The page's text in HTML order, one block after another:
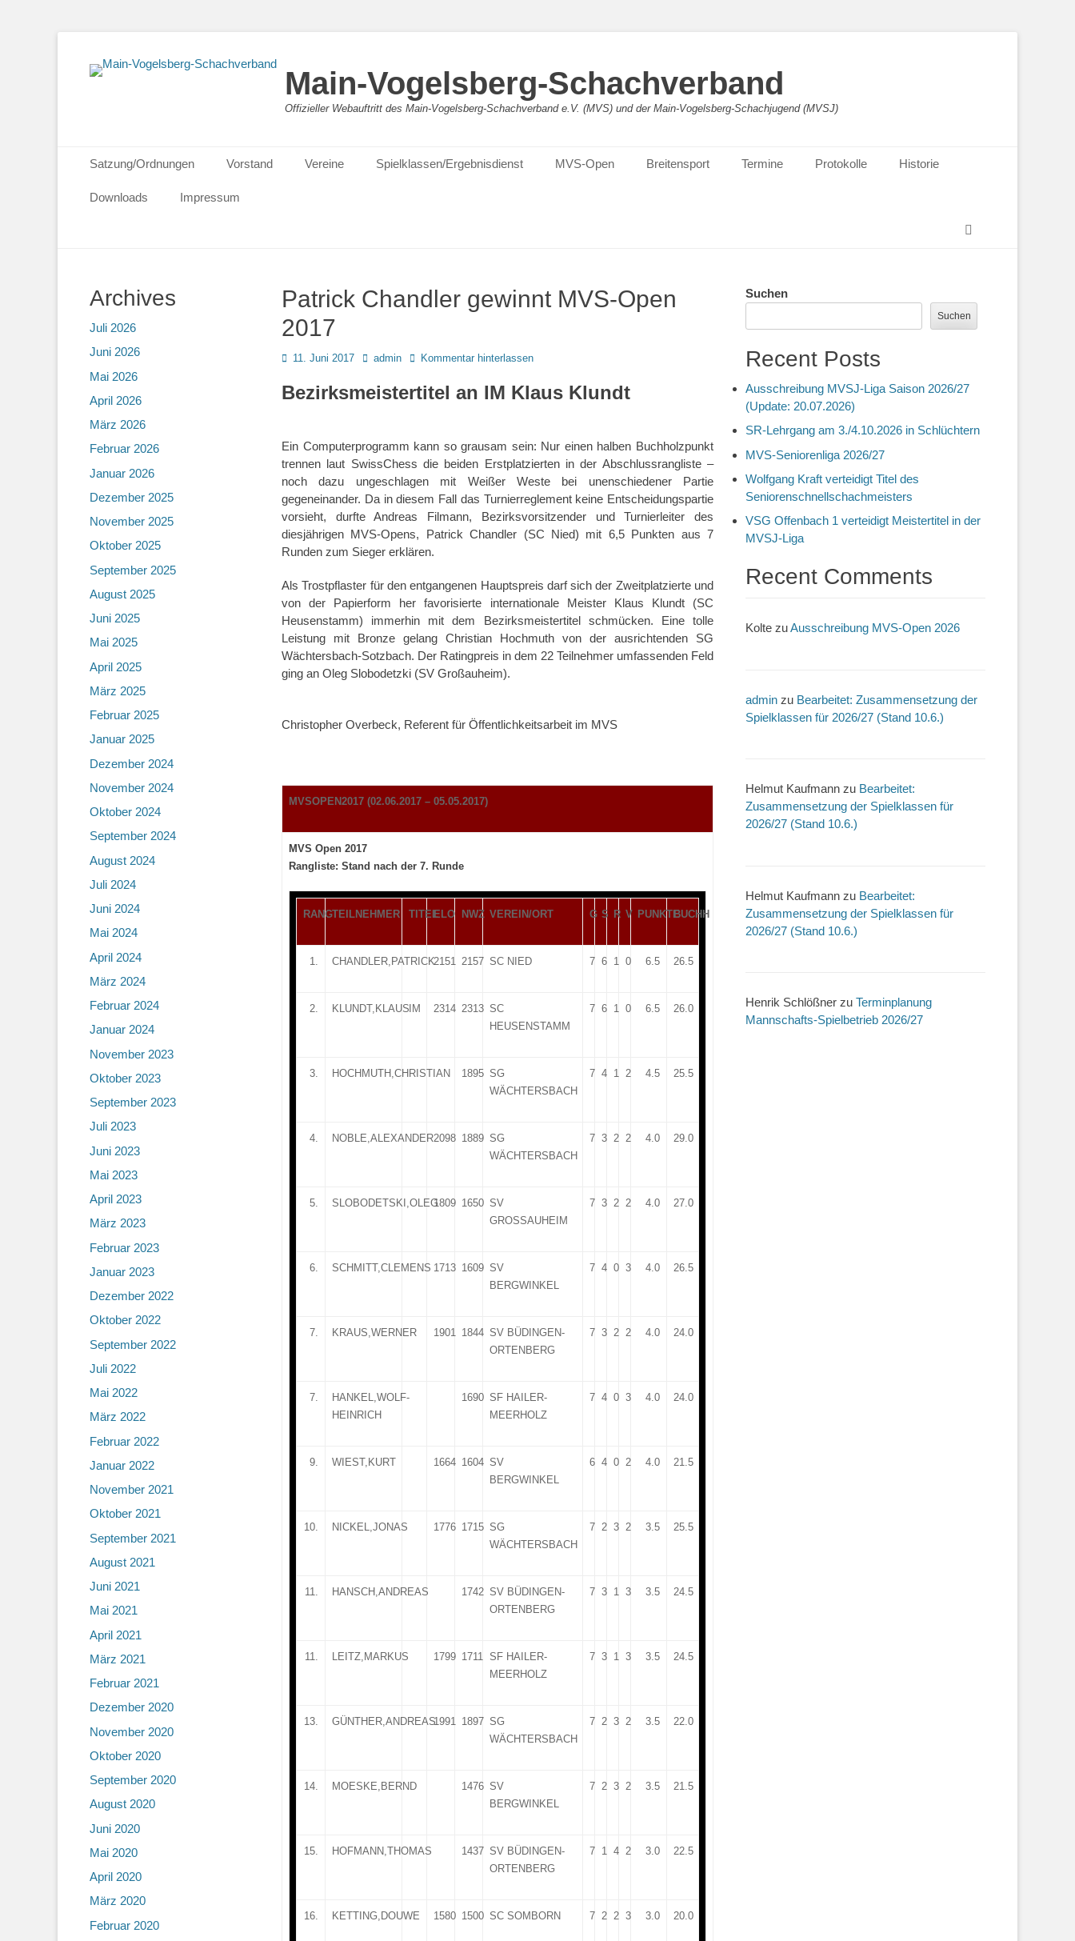
Main-Vogelsberg-Schachverband
Offizieller Webauftritt des Main-Vogelsberg-Schachverband e.V. (MVS) und der Main-Vogelsberg-Schachjugend (MVSJ)
Primäres Menü
Inhalt
springen
Satzung/Ordnungen Vorstand Vereine Spielklassen/Ergebnisdienst MVS-Open Breitensport Termine Protokolle Historie
Downloads
Impressum
Patrick Chandler gewinnt MVS-Open
2017
Posted
11. Juni 2017 Autoradmin Kommentar hinterlassen
Bezirksmeistertitel an IM Klaus Klundt
Ein Computerprogramm kann so grausam sein: Nur einen halben Buchholzpunkt
trennen laut SwissChess die beiden Erstplatzierten in der Abschlussrangliste –
noch dazu ungeschlagen mit Weißer Weste bei unenschiedener Partie
gegeneinander. Da in diesem Fall das Turnierreglement keine Entscheidungspartie
vorsieht, durfte Andreas Filmann, Bezirksvorsitzender und Turnierleiter des
diesjährigen MVS-Opens, Patrick Chandler (SC Nied) mit 6,5 Punkten aus 7
Runden zum Sieger erklären.
Als Trostpflaster für den entgangenen Hauptspreis darf sich der Zweitplatzierte und
von der Papierform her favorisierte internationale Meister Klaus Klundt (SC
Heusenstamm) immerhin mit dem Bezirksmeistertitel schmücken. Eine tolle
Leistung mit Bronze gelang Christian Hochmuth von der ausrichtenden SG
Wächtersbach-Sotzbach. Der Ratingpreis in dem 22 Teilnehmer umfassenden Feld
ging an Oleg Slobodetzki (SV Großauheim).
Christopher Overbeck, Referent für Öffentlichkeitsarbeit im MVS
MVSOPEN2017 (02.06.2017 – 05.05.2017)
MVS Open 2017
Rangliste: Stand nach der 7. Runde
RANGTEILNEHMER TITELELO NWZ VEREIN/ORT G S R V PUNKTEBUCHH
1. CHANDLER,PATRICK2151 2157 SC NIED 7 6 1 0 6.5 26.5
2. KLUNDT,KLAUS IM 2314 2313 SC
HEUSENSTAMM
7 6 1 0 6.5 26.0
3. HOCHMUTH,CHRISTIAN 1895 SG
WÄCHTERSBACH
7 4 1 2 4.5 25.5
4. NOBLE,ALEXANDER2098 1889 SG
WÄCHTERSBACH
7 3 2 2 4.0 29.0
5. SLOBODETSKI,OLEG1809 1650 SV
GROSSAUHEIM
7 3 2 2 4.0 27.0
6. SCHMITT,CLEMENS 1713 1609 SV
BERGWINKEL
7 4 0 3 4.0 26.5
7. KRAUS,WERNER 1901 1844 SV BÜDINGEN-
ORTENBERG
7 3 2 2 4.0 24.0
7.
HANKEL,WOLF-
HEINRICH
1690 SF HAILER-
MEERHOLZ
7 4 0 3 4.0 24.0
9. WIEST,KURT 1664 1604 SV
BERGWINKEL
6 4 0 2 4.0 21.5
10. NICKEL,JONAS 1776 1715 SG
WÄCHTERSBACH
7 2 3 2 3.5 25.5
11. HANSCH,ANDREAS 1742 SV BÜDINGEN-
ORTENBERG
7 3 1 3 3.5 24.5
11. LEITZ,MARKUS 1799 1711 SF HAILER-
MEERHOLZ
7 3 1 3 3.5 24.5
13. GÜNTHER,ANDREAS1991 1897 SG
WÄCHTERSBACH
7 2 3 2 3.5 22.0
14. MOESKE,BERND 1476 SV
BERGWINKEL
7 2 3 2 3.5 21.5
15. HOFMANN,THOMAS 1437 SV BÜDINGEN-
ORTENBERG
7 1 4 2 3.0 22.5
16. KETTING,DOUWE 1580 1500 SC SOMBORN 7 2 2 3 3.0 20.0
Suchen
Suchen
Recent Posts
Ausschreibung MVSJ-Liga Saison 2026/27
(Update: 20.07.2026)
SR-Lehrgang am 3./4.10.2026 in Schlüchtern
MVS-Seniorenliga 2026/27
Wolfgang Kraft verteidigt Titel des
Seniorenschnellschachmeisters
VSG Offenbach 1 verteidigt Meistertitel in der
MVSJ-Liga
Recent Comments
Kolte zuAusschreibung MVS-Open 2026
admin zu Bearbeitet: Zusammensetzung der
Spielklassen für 2026/27 (Stand 10.6.)
Helmut Kaufmann zu Bearbeitet:
Zusammensetzung der Spielklassen für
2026/27 (Stand 10.6.)
Helmut Kaufmann zu Bearbeitet:
Zusammensetzung der Spielklassen für
2026/27 (Stand 10.6.)
Henrik Schlößner zu Terminplanung
Mannschafts-Spielbetrieb 2026/27
Archives
Juli 2026
Juni 2026
Mai 2026
April 2026
März 2026
Februar 2026
Januar 2026
Dezember 2025
November 2025
Oktober 2025
September 2025
August 2025
Juni 2025
Mai 2025
April 2025
März 2025
Februar 2025
Januar 2025
Dezember 2024
November 2024
Oktober 2024
September 2024
August 2024
Juli 2024
Juni 2024
Mai 2024
April 2024
März 2024
Februar 2024
Januar 2024
November 2023
Oktober 2023
September 2023
Juli 2023
Juni 2023
Mai 2023
April 2023
März 2023
Februar 2023
Januar 2023
Dezember 2022
Oktober 2022
September 2022
Juli 2022
Mai 2022
März 2022
Februar 2022
Januar 2022
November 2021
Oktober 2021
September 2021
August 2021
Juni 2021
Mai 2021
April 2021
März 2021
Februar 2021
Dezember 2020
November 2020
Oktober 2020
September 2020
August 2020
Juni 2020
Mai 2020
April 2020
März 2020
Februar 2020